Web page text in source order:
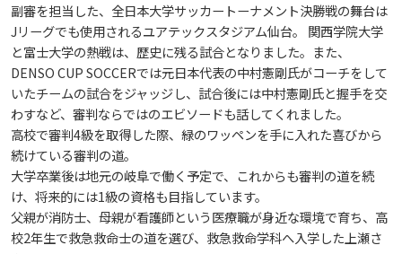
カリキュラム・ポリシー（2016～2019年度心理・
薬・医療栄養）
カリキュラム・ポリシー（2015年度以前入学生）
カリキュラム・ポリシー（大学院対象）
大学院ディプロマ・ポリシー（2024年度入学生）
大学院ディプロマ・ポリシー（2021～2023年度入
学生）
大学院ディプロマ・ポリシー（2020年度以前入学
生）
UI（ユニバーシティ・アイデンティティ）
大学歌
学園・姉妹校のご案内
臨床教授制度について
大学機関別認証評価
薬学部薬学科の自己点検・評価について
理学療法士・作業療法士教員資格及び教育内容等の
自己評価書
大学院実践臨床心理学専攻 自己点検・評価報告書
文部科学省への設置認可・届出書類・履行状況報
告書
高等教育の修学支援新制度
ガバナンス・コード
受講生授業アンケート結果
呉キャンパス
基盤教育センターでの教育活動・概要
講座のご案内
広国ドリル
入学予定者へのお知らせ
合格者の方へのメッセージ
専門職連携教育センター
広国IPEとは
広国IPEの授業について
広国IPE用語集
情報メディアラーニングセンター
情報端末の必携化について
ICTサポート
図書館
図書館概要
情報センター
研究情報の公開について（オプトアウト）
健幸ステーション
広国市民大学
広国市民大学とは
広国市民大学（市民カレッジ）学生募集
広国市民大学（地域交流カレッジ）学生募集
しあわせ健康センター
大学見学・体験をご希望の方（一般の団体様）
地域連携に関するご意見募集
副審を担当した、全日本大学サッカートーナメント決勝戦の舞台は
Jリーグでも使用されるユアテックスタジアム仙台。 関西学院大学
と富士大学の熱戦は、歴史に残る試合となりました。また、
DENSO CUP SOCCERでは元日本代表の中村憲剛氏がコーチをして
いたチームの試合をジャッジし、試合後には中村憲剛氏と握手を交
わすなど、審判ならではのエビソードも話してくれました。
高校で審判4級を取得した際、緑のワッペンを手に入れた喜びから
続けている審判の道。
大学卒業後は地元の岐阜で働く予定で、これからも審判の道を続
け、将来的には1級の資格も目指しています。
父親が消防士、母親が看護師という医療職が身近な環境で育ち、高
校2年生で救急救命士の道を選び、救急救命学科へ入学した上瀬さ
2013
2012
2011
2010